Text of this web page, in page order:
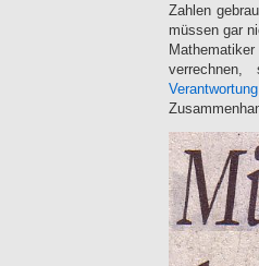
Zahlen
müssen gar
Verantwortung